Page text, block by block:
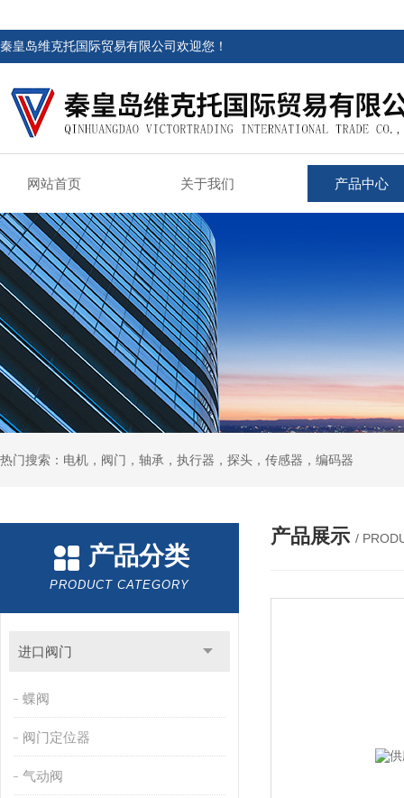
秦皇岛维克托国际贸易有限公司欢迎您！
网站首页 关于我们 产品中心
热门搜索：电机，阀门，轴承，执行器，探头，传感器，编码器
产品分类
PRODUCT CATEGORY
进口阀门
蝶阀
阀门定位器
气动阀
产品展示 /